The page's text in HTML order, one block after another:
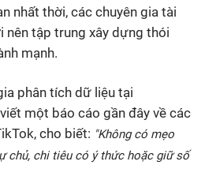
nhất thời, các chuyên gia tài
nên tập trung xây dựng thói
mạnh.
phân tích dữ liệu tại
một báo cáo gần đây về các
cho biết: "Không có mẹo
chủ, chi tiêu có ý thức hoặc giữ số